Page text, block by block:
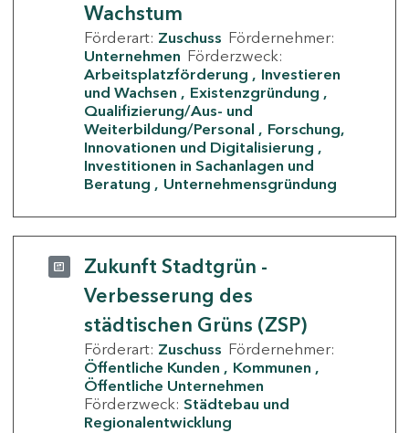
Wachstum
Förderart: Zuschuss Fördernehmer:
Unternehmen Förderzweck:
Arbeitsplatzförderung
Investieren
und Wachsen
Existenzgründung
Qualifizierung/Aus- und
Weiterbildung/Personal
Forschung,
Innovationen und Digitalisierung
Investitionen in Sachanlagen und
Beratung
Unternehmensgründung
Zukunft Stadtgrün -
Verbesserung des
städtischen Grüns (ZSP)
Förderart: Zuschuss Fördernehmer:
Öffentliche Kunden
Kommunen
Öffentliche Unternehmen
Förderzweck: Städtebau und
Regionalentwicklung